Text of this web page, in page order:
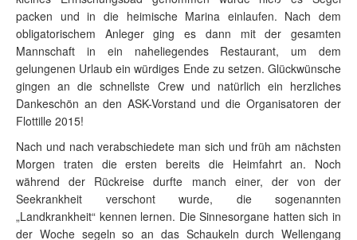
packen und in die heimische Marina einlaufen. Nach dem
obligatorischem Anleger ging es dann mit der gesamten
Mannschaft in ein naheliegendes Restaurant, um dem
gelungenen Urlaub ein würdiges Ende zu setzen. Glückwünsche
gingen an die schnellste Crew und natürlich ein herzliches
Dankeschön an den ASK-Vorstand und die Organisatoren der
Flottille 2015!
Nach und nach verabschiedete man sich und früh am nächsten
Morgen traten die ersten bereits die Heimfahrt an. Noch
während der Rückreise durfte manch einer, der von der
Seekrankheit verschont wurde, die sogenannten
„Landkrankheit“ kennen lernen. Die Sinnesorgane hatten sich in
der Woche segeln so an das Schaukeln durch Wellengang